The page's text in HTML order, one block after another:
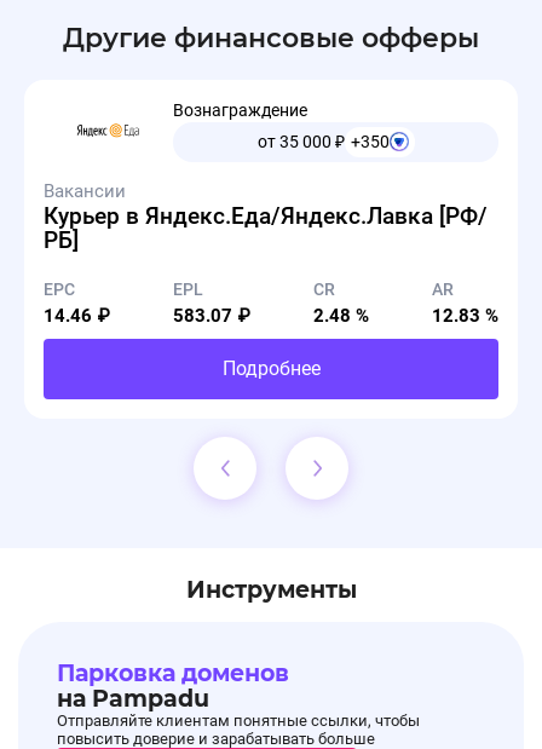
Другие финансовые офферы
Вознаграждение
от 35 000 ₽ +350
Вакансии
Курьер в Яндекс.Еда/Яндекс.Лавка [РФ/
РБ]
EPC
14.46 ₽
EPL
583.07 ₽
CR
2.48 %
AR
12.83 %
Подробнее
Инструменты
Парковка доменов
на Pampadu
Отправляйте клиентам понятные ссылки, чтобы
повысить доверие и зарабатывать больше